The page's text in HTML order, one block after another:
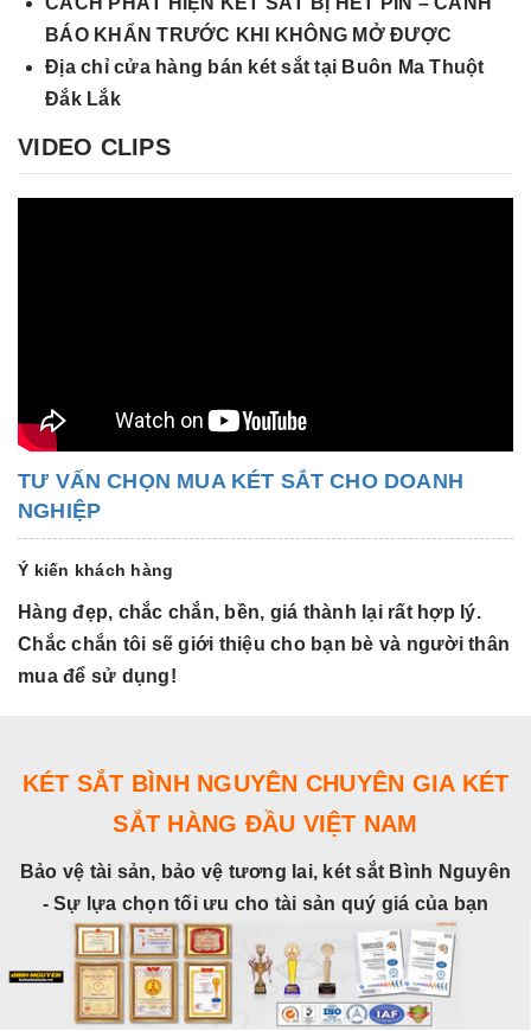
BÁO KHẨN TRƯỚC KHI KHÔNG MỞ ĐƯỢC
Địa chỉ cửa hàng bán két sắt tại Buôn Ma Thuột
Đắk Lắk
VIDEO CLIPS
TƯ VẤN CHỌN MUA KÉT SẮT CHO DOANH
NGHIỆP
Ý kiến khách hàng
Hàng đẹp, chắc chắn, bền, giá thành lại rất hợp lý.
Chắc chắn tôi sẽ giới thiệu cho bạn bè và người thân
mua để sử dụng!
KÉT SẮT BÌNH NGUYÊN CHUYÊN GIA KÉT
SẮT HÀNG ĐẦU VIỆT NAM
Bảo vệ tài sản, bảo vệ tương lai, két sắt Bình Nguyên
- Sự lựa chọn tối ưu cho tài sản quý giá của bạn